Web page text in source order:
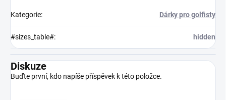
Kategorie: Dárky pro golfisty
#sizes_table#: hidden
Diskuze
Buďte první, kdo napíše příspěvek k této položce.